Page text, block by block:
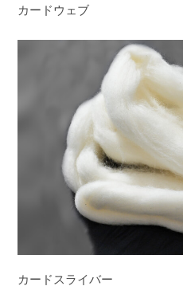
カードウェブ
カードスライバー